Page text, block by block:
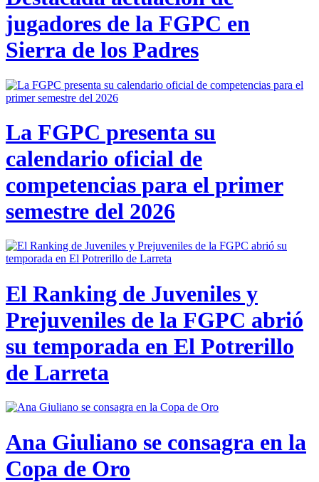
jugadores de la FGPC en
Sierra de los Padres
La FGPC presenta su
calendario oficial de
competencias para el primer
semestre del 2026
El Ranking de Juveniles y
Prejuveniles de la FGPC abrió
su temporada en El Potrerillo
de Larreta
Ana Giuliano se consagra en la
Copa de Oro